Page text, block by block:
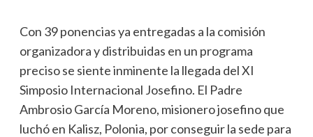
Con 39 ponencias ya entregadas a la comisión
organizadora y distribuidas en un programa
preciso se siente inminente la llegada del XI
Simposio Internacional Josefino. El Padre
Ambrosio García Moreno, misionero josefino que
luchó en Kalisz, Polonia, por conseguir la sede para